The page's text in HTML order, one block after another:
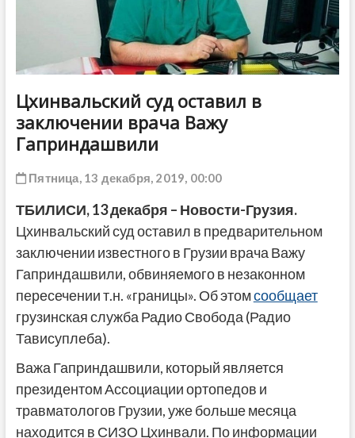
Цхинвальский суд оставил в
заключении врача Важу
Гаприндашвили
Пятница, 13 декабря, 2019, 00:00
ТБИЛИСИ, 13 декабря – Новости-Грузия.
Цхинвальский суд оставил в предварительном
заключении известного в Грузии врача Важу
Гаприндашвили, обвиняемого в незаконном
пересечении т.н. «границы». Об этомсообщает
грузинская служба Радио Свобода (Радио
Тависуплеба).
Важа Гаприндашвили, который является
президентом Ассоциации ортопедов и
травматологов Грузии, уже больше месяца
находится в СИЗО Цхинвали. По информации